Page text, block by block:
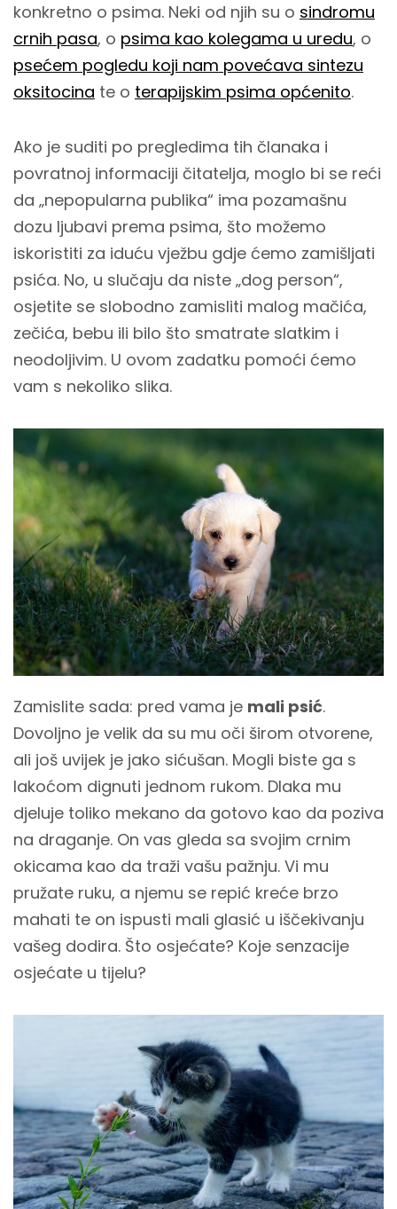
konkretno o psima. Neki od njih su o sindromu
crnih pasa, o psima kao kolegama u uredu, o
psećem pogledu koji nam povećava sintezu
oksitocina te o terapijskim psima općenito.
Ako je suditi po pregledima tih članaka i
povratnoj informaciji čitatelja, moglo bi se reći
da „nepopularna publika“ ima pozamašnu
dozu ljubavi prema psima, što možemo
iskoristiti za iduću vježbu gdje ćemo zamišljati
psića. No, u slučaju da niste „dog person“,
osjetite se slobodno zamisliti malog mačića,
zečića, bebu ili bilo što smatrate slatkim i
neodoljivim. U ovom zadatku pomoći ćemo
vam s nekoliko slika.
Zamislite sada: pred vama je mali psić.
Dovoljno je velik da su mu oči širom otvorene,
ali još uvijek je jako sićušan. Mogli biste ga s
lakoćom dignuti jednom rukom. Dlaka mu
djeluje toliko mekano da gotovo kao da poziva
na draganje. On vas gleda sa svojim crnim
okicama kao da traži vašu pažnju. Vi mu
pružate ruku, a njemu se repić kreće brzo
mahati te on ispusti mali glasić u iščekivanju
vašeg dodira. Što osjećate? Koje senzacije
osjećate u tijelu?